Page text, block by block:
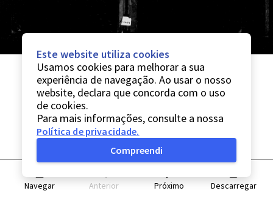
Navegar Anterior Próximo Descarregar
Este website utiliza cookies
Usamos cookies para melhorar a sua
experiência de navegação. Ao usar o nosso
website, declara que concorda com o uso
de cookies.
Para mais informações, consulte a nossa
Política de privacidade.
Compreendi